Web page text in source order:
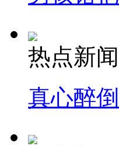
热点新闻
真心醉